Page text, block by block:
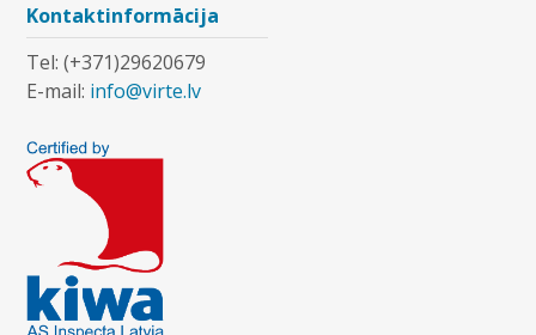
Kontaktinformācija
Tel: (+371)29620679
E-mail: info@virte.lv